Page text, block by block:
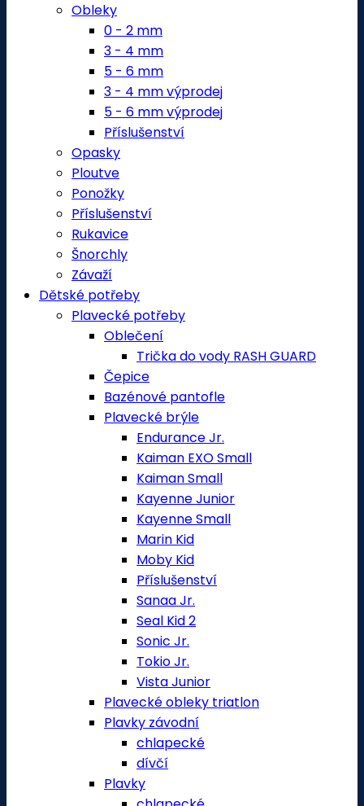
Obleky
0 - 2 mm
3 - 4 mm
5 - 6 mm
3 - 4 mm výprodej
5 - 6 mm výprodej
Příslušenství
Opasky
Ploutve
Ponožky
Příslušenství
Rukavice
Šnorchly
Závaží
Dětské potřeby
Plavecké potřeby
Oblečení
Trička do vody RASH GUARD
Čepice
Bazénové pantofle
Plavecké brýle
Endurance Jr.
Kaiman EXO Small
Kaiman Small
Kayenne Junior
Kayenne Small
Marin Kid
Moby Kid
Příslušenství
Sanaa Jr.
Seal Kid 2
Sonic Jr.
Tokio Jr.
Vista Junior
Plavecké obleky triatlon
Plavky závodní
chlapecké
dívčí
Plavky